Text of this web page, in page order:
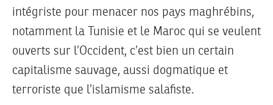
intégriste pour menacer nos pays maghrébins,
notamment la Tunisie et le Maroc qui se veulent
ouverts sur l’Occident, c’est bien un certain
capitalisme sauvage, aussi dogmatique et
terroriste que l’islamisme salafiste.